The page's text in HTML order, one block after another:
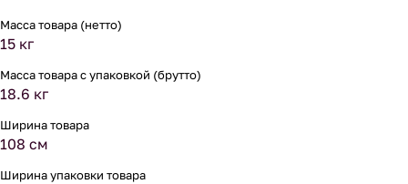
Масса товара (нетто)
15 кг
Масса товара с упаковкой (брутто)
18.6 кг
Ширина товара
108 см
Ширина упаковки товара